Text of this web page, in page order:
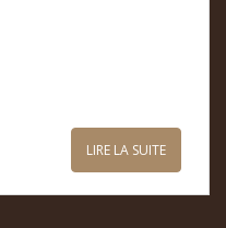
LIRE LA SUITE